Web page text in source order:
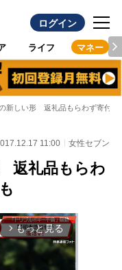
ログイン
ライフ マネー
新しい形 返礼品もらわず寄付す
11:00 女性セブン
返礼品もらわ
arrow_forward_ios もっと見る